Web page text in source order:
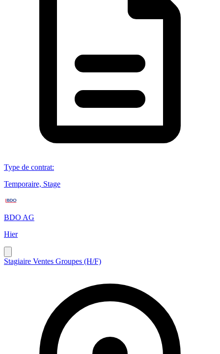
Type de contrat:
Temporaire, Stage
BDO AG
Hier
Stagiaire Ventes Groupes (H/F)